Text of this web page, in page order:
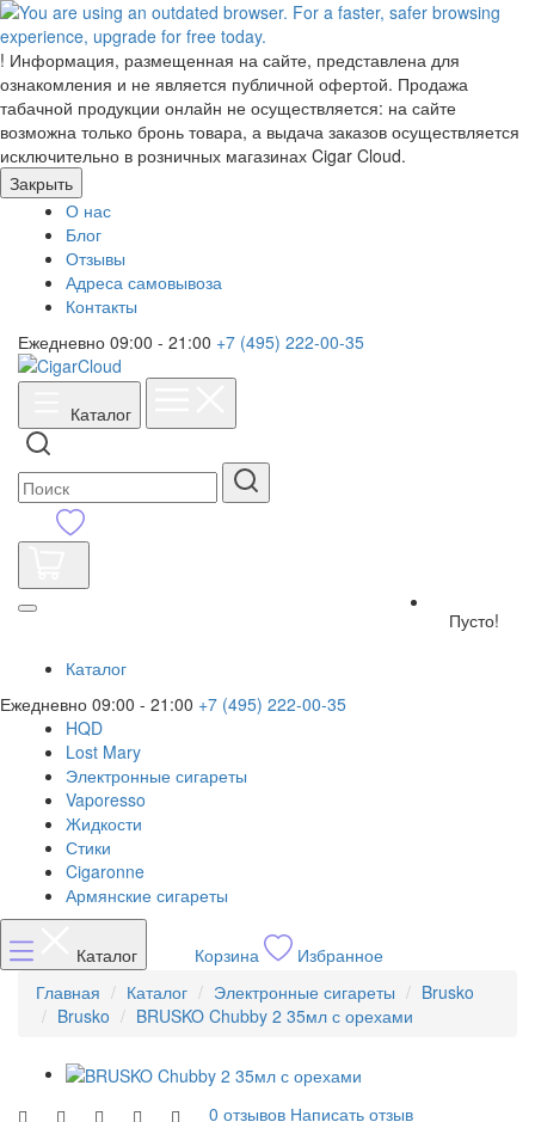
! Информация, размещенная на сайте, представлена для
ознакомления и не является публичной офертой. Продажа
табачной продукции онлайн не осуществляется: на сайте
возможна только бронь товара, а выдача заказов осуществляется
исключительно в розничных магазинах Cigar Cloud.
Закрыть
О нас
Блог
Отзывы
Адреса самовывоза
Контакты
Ежедневно 09:00 - 21:00 +7 (495) 222-00-35
Каталог
Пусто!
Каталог
Ежедневно 09:00 - 21:00 +7 (495) 222-00-35
HQD
Lost Mary
Электронные сигареты
Vaporesso
Жидкости
Стики
Cigaronne
Армянские сигареты
Каталог Корзина
Избранное
Главная
Каталог Электронные сигареты
Brusko
Brusko
BRUSKO Chubby 2 35мл с орехами
0 отзывов Написать отзыв